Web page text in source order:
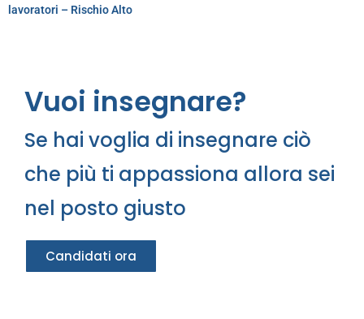
lavoratori – Rischio Alto
Vuoi insegnare?
Se hai voglia di insegnare ciò
che più ti appassiona allora sei
nel posto giusto
Candidati ora